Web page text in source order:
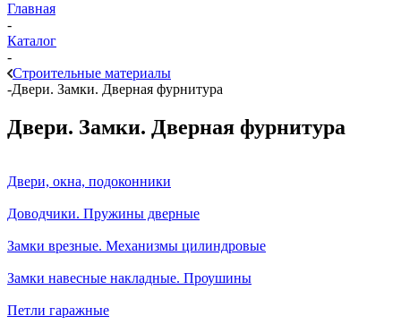
Главная
-
Каталог
-
Строительные материалы
-Двери. Замки. Дверная фурнитура
Двери. Замки. Дверная фурнитура
Двери, окна, подоконники
Доводчики. Пружины дверные
Замки врезные. Механизмы цилиндровые
Замки навесные накладные. Проушины
Петли гаражные